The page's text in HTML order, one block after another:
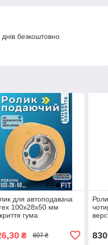
безкоштовно
для автоподавача
100х28х50 мм
гума
₴ 807 ₴